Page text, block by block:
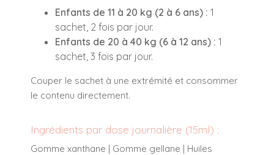
Enfants de 11 à 20 kg (2 à 6 ans) : 1
sachet, 2 fois par jour.
Enfants de 20 à 40 kg (6 à 12 ans) : 1
sachet, 3 fois par jour.
Couper le sachet à une extrémité et consommer
le contenu directement.
Ingrédients par dose journalière (15ml) :
Gomme xanthane | Gomme gellane | Huiles